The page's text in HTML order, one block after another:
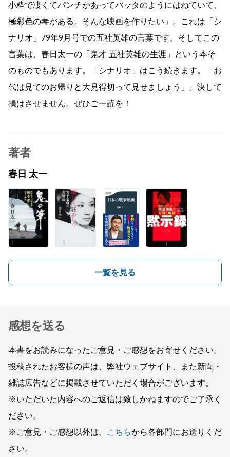
小粋で凄くてパンチがあってバッタのようにはねていて、
極彩色の毒がある。そんな映画を作りたい」。これは「シ
ナリオ」79年9月号での五社英雄の言葉です。そしてこの
言葉は、春日太一の「鬼才 五社英雄の生涯」という本そ
のものでもあります。「シナリオ」はこう続きます。「お
代は見てのお帰りと大見得切って見せましょう」。決して
損はさせません。ぜひご一読を！
著者
春日 太一
一覧を見る
感想を送る
本書をお読みになったご意見・ご感想をお寄せください。
投稿されたお客様の声は、弊社ウェブサイト、また新聞・
雑誌広告などに掲載させていただく場合がございます。
※いただいた内容へのご返信は致しかねますのでご了承く
ださい。
※ご意見・ご感想以外は、
こちらから各部門にお送りくだ
さい。